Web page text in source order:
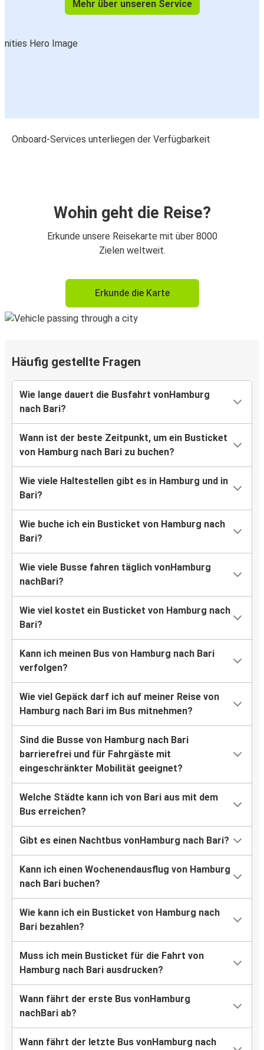
Mehr über unseren Service
Onboard-Services unterliegen der Verfügbarkeit
Wohin geht die Reise?
Erkunde unsere Reisekarte mit über 8000
Zielen weltweit.
Erkunde die Karte
Häufig gestellte Fragen
Wie lange dauert die Busfahrt vonHamburg
nach Bari?
Wann ist der beste Zeitpunkt, um ein Busticket
von Hamburg nach Bari zu buchen?
Wie viele Haltestellen gibt es in Hamburg und in
Bari?
Wie buche ich ein Busticket von Hamburg nach
Bari?
Wie viele Busse fahren täglich vonHamburg
nachBari?
Wie viel kostet ein Busticket von Hamburg nach
Bari?
Kann ich meinen Bus von Hamburg nach Bari
verfolgen?
Wie viel Gepäck darf ich auf meiner Reise von
Hamburg nach Bari im Bus mitnehmen?
Sind die Busse von Hamburg nach Bari
barrierefrei und für Fahrgäste mit
eingeschränkter Mobilität geeignet?
Welche Städte kann ich von Bari aus mit dem
Bus erreichen?
Gibt es einen Nachtbus vonHamburg nach Bari?
Kann ich einen Wochenendausflug von Hamburg
nach Bari buchen?
Wie kann ich ein Busticket von Hamburg nach
Bari bezahlen?
Muss ich mein Busticket für die Fahrt von
Hamburg nach Bari ausdrucken?
Wann fährt der erste Bus vonHamburg
nachBari ab?
Wann fährt der letzte Bus vonHamburg nach